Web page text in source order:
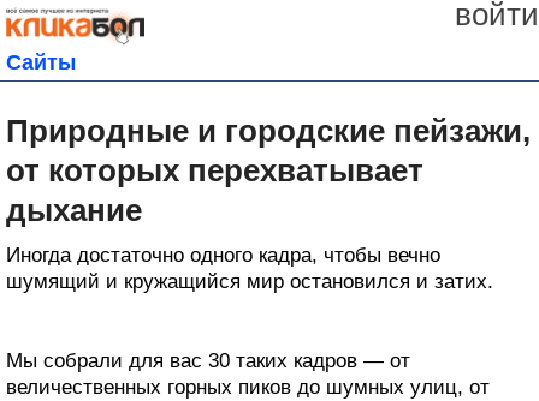
войти
Сайты
Природные и городские пейзажи,
от которых перехватывает
дыхание
Иногда достаточно одного кадра, чтобы вечно
шумящий и кружащийся мир остановился и затих.
Мы собрали для вас 30 таких кадров — от
величественных горных пиков до шумных улиц, от